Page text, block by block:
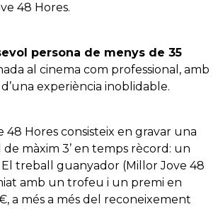
48 Hores.
persona de menys de 35
al cinema com professional, amb
experiència inoblidable.
48 Hores consisteix en gravar una
màxim 3’ en temps rècord: un
treball guanyador (Millor Jove 48
amb un trofeu i un premi en
a més a més del reconeixement